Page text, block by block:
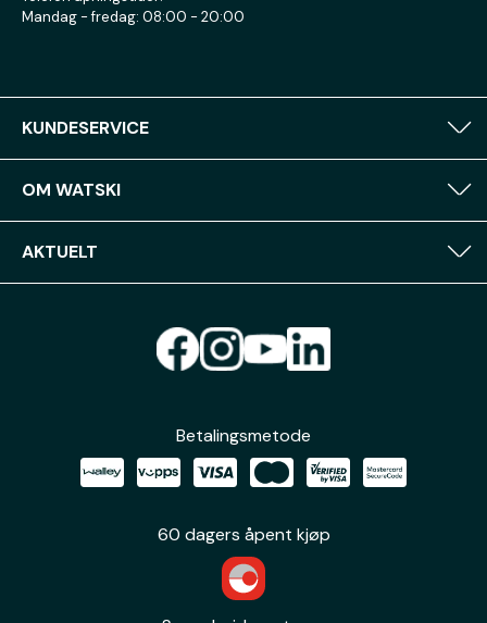
Mandag - fredag: 08:00 - 20:00
KUNDESERVICE
OM WATSKI
AKTUELT
Betalingsmetode
60 dagers åpent kjøp